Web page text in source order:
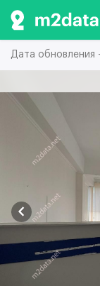
Дата обновления